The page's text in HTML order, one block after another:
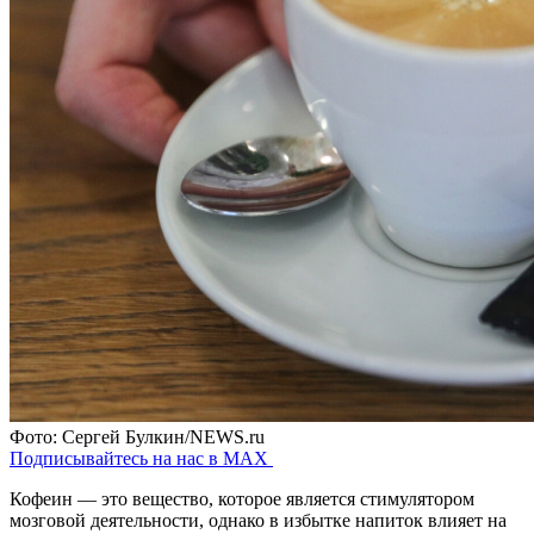
Фото: Сергей Булкин/NEWS.ru
Подписывайтесь на нас в MAX
Кофеин — это вещество, которое является стимулятором
мозговой деятельности, однако в избытке напиток влияет на